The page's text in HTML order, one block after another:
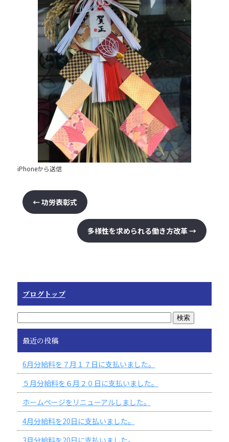
o
o
k
iPhoneから送信
←功労表彰式
多様性を求められる働き方改革→
ブログトップ
最近の投稿
6月分給料を７月１７日に支払いました。
５月分給料を６月２０日に支払いました。
ホームページをリニューアルしました。
4月分給料を20日に支払いました。